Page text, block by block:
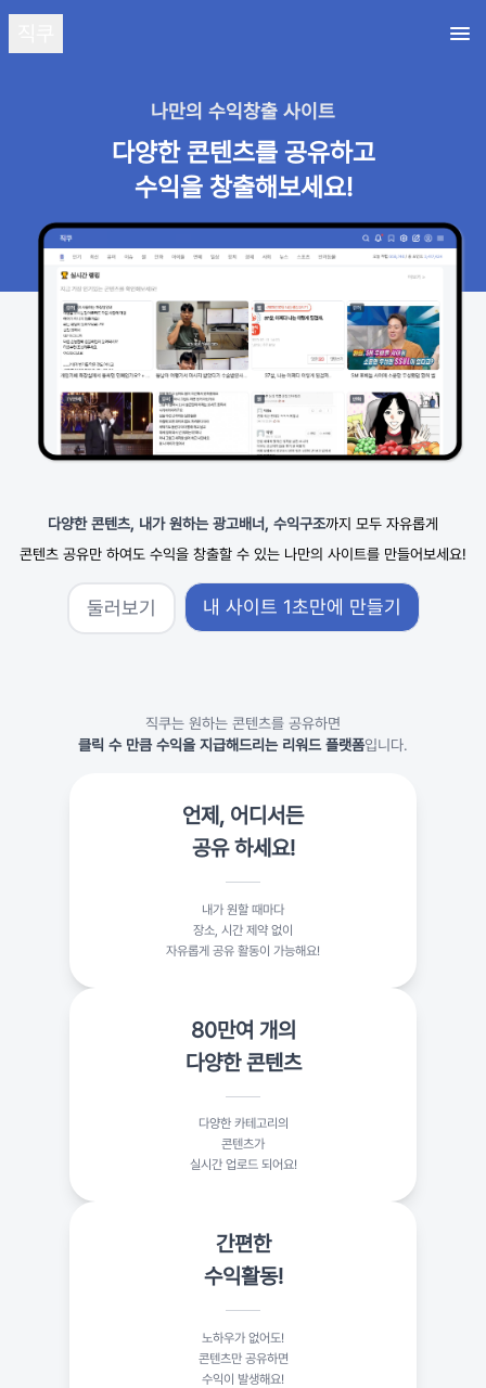
나만의 수익창출 사이트
다양한 콘텐츠를 공유하고
수익을 창출해보세요!
다양한 콘텐츠, 내가 원하는 광고배너, 수익구조까지 모두 자유롭게
콘텐츠 공유만 하여도 수익을 창출할 수 있는 나만의 사이트를 만들어보세요!
둘러보기 내 사이트 1초만에 만들기
직쿠는 원하는 콘텐츠를 공유하면
클릭 수 만큼 수익을 지급해드리는 리워드 플랫폼입니다.
언제, 어디서든
공유 하세요!
내가 원할 때마다
장소, 시간 제약 없이
자유롭게 공유 활동이 가능해요!
80만여 개의
다양한 콘텐츠
다양한 카테고리의
콘텐츠가
실시간 업로드 되어요!
간편한
수익활동!
노하우가 없어도!
콘텐츠만 공유하면
수익이 발생해요!